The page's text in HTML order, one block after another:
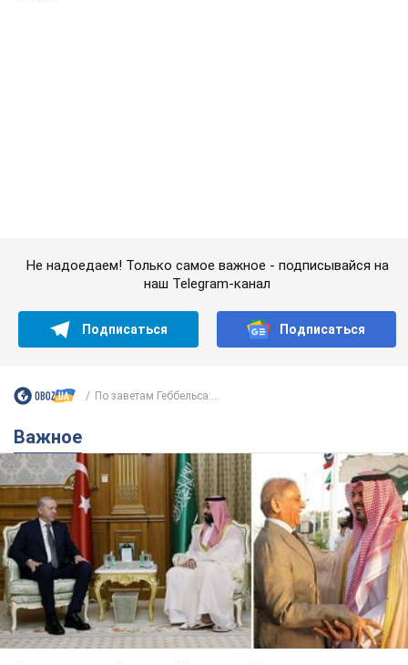
Саудовская Аравия, Турция и Пакистан
создали азиатский аналог НАТО: что известно
Договор предусматривает взаимную поддержку в случае
нападения на одно из государств
8.08.2026 00:22 4,9 т.
В Прикарпатье после аномальной
жары прошел сильный ливень:
дороги превратились в реки. Видео